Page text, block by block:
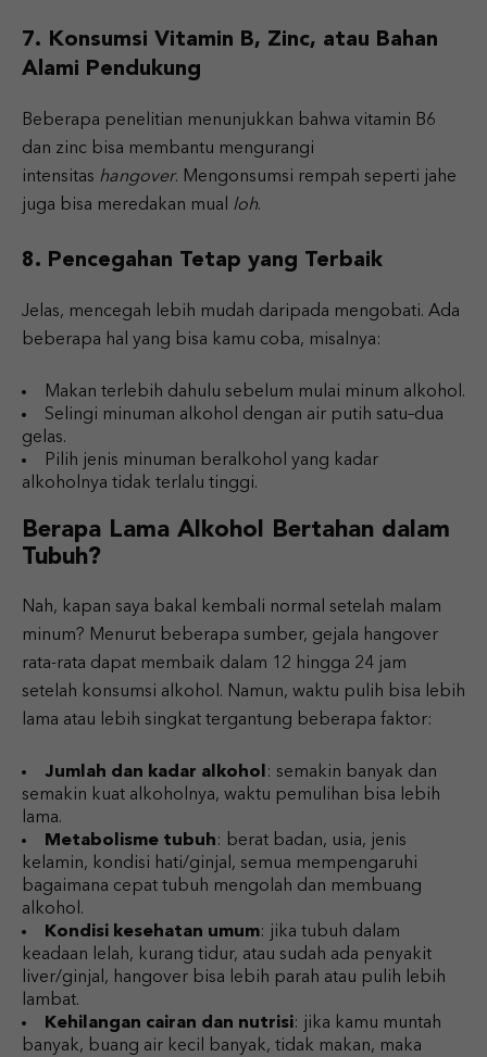
7. Konsumsi Vitamin B, Zinc, atau Bahan
Alami Pendukung
Beberapa penelitian menunjukkan bahwa vitamin B6
dan zinc bisa membantu mengurangi
intensitas hangover. Mengonsumsi rempah seperti jahe
juga bisa meredakan mual loh.
8. Pencegahan Tetap yang Terbaik
Jelas, mencegah lebih mudah daripada mengobati. Ada
beberapa hal yang bisa kamu coba, misalnya:
Makan terlebih dahulu sebelum mulai minum alkohol.
Selingi minuman alkohol dengan air putih satu–dua
gelas.
Pilih jenis minuman beralkohol yang kadar
alkoholnya tidak terlalu tinggi.
Berapa Lama Alkohol Bertahan dalam
Tubuh?
Nah, kapan saya bakal kembali normal setelah malam
minum? Menurut beberapa sumber, gejala hangover
rata-rata dapat membaik dalam 12 hingga 24 jam
setelah konsumsi alkohol. Namun, waktu pulih bisa lebih
lama atau lebih singkat tergantung beberapa faktor:
Jumlah dan kadar alkohol: semakin banyak dan
semakin kuat alkoholnya, waktu pemulihan bisa lebih
lama.
Metabolisme tubuh: berat badan, usia, jenis
kelamin, kondisi hati/ginjal, semua mempengaruhi
bagaimana cepat tubuh mengolah dan membuang
alkohol.
Kondisi kesehatan umum: jika tubuh dalam
keadaan lelah, kurang tidur, atau sudah ada penyakit
liver/ginjal, hangover bisa lebih parah atau pulih lebih
lambat.
Kehilangan cairan dan nutrisi: jika kamu muntah
banyak, buang air kecil banyak, tidak makan, maka